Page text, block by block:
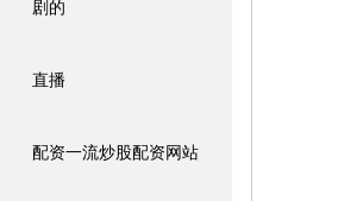
剧的
直播
配资一流炒股配资网站